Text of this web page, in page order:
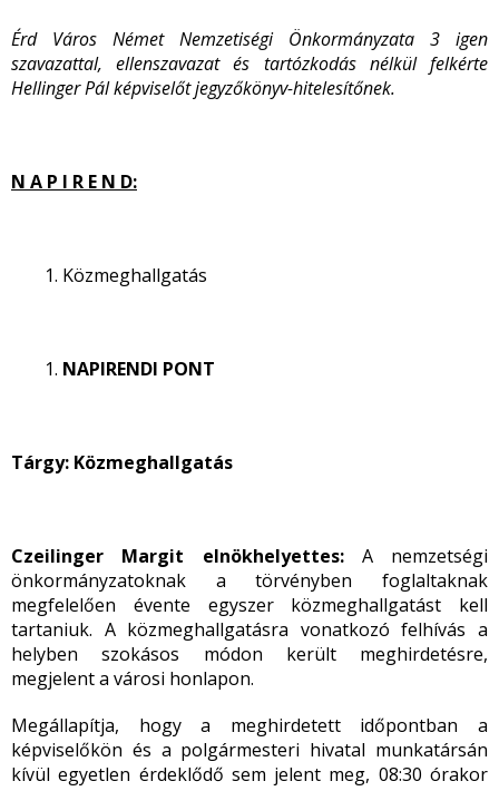
Érd Város Német Nemzetiségi Önkormányzata 3 igen
szavazattal, ellenszavazat és tartózkodás nélkül felkérte
Hellinger Pálképviselőt jegyzőkönyv-hitelesítőnek.
N A P I R E N D:
Közmeghallgatás
NAPIRENDI PONT
Tárgy: Közmeghallgatás
Czeilinger Margit elnökhelyettes:A nemzetségi
önkormányzatoknak a törvényben foglaltaknak
megfelelően évente egyszer közmeghallgatást kell
tartaniuk. A közmeghallgatásra vonatkozó felhívás a
helyben szokásos módon került meghirdetésre,
megjelent a városi honlapon.
Megállapítja, hogy a meghirdetett időpontban a
képviselőkön és a polgármesteri hivatal munkatársán
kívül egyetlen érdeklődő sem jelent meg, 08:30 órakor